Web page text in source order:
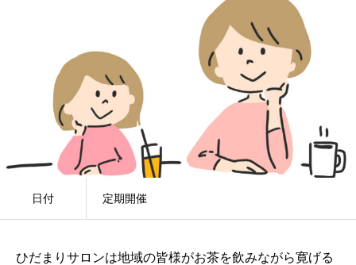
日付 定期開催
ひだまりサロンは地域の皆様がお茶を飲みながら寛げる